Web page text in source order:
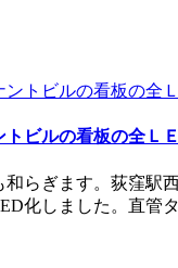
トビルの看板の全Ｌ
和らぎます。荻窪駅
化しました。直管